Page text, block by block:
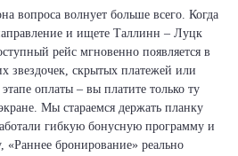
вопроса волнует больше всего. Когда
и ищете Таллинн – Луцк
рейс мгновенно появляется в
звездочек, скрытых платежей или
оплаты – вы платите только ту
Мы стараемся держать планку
гибкую бонусную программу и
бронирование» реально